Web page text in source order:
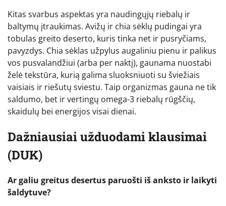
Kitas svarbus aspektas yra naudingųjų riebalų ir
baltymų įtraukimas. Avižų ir chia sėklų pudingai yra
tobulas greito deserto, kuris tinka net ir pusryčiams,
pavyzdys. Chia sėklas užpylus augaliniu pienu ir palikus
vos pusvalandžiui (arba per naktį), gaunama nuostabi
želė tekstūra, kurią galima sluoksniuoti su šviežiais
vaisiais ir riešutų sviestu. Taip organizmas gauna ne tik
saldumo, bet ir vertingų omega-3 riebalų rūgščių,
skaidulų bei energijos visai dienai.
Dažniausiai užduodami klausimai
(DUK)
Ar galiu greitus desertus paruošti iš anksto ir laikyti
šaldytuve?